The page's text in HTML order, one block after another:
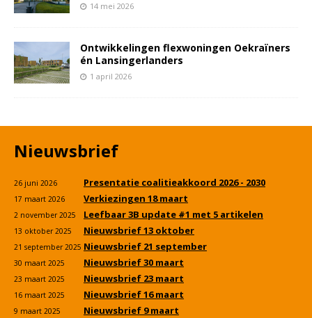
14 mei 2026
Ontwikkelingen flexwoningen Oekraïners
én Lansingerlanders
1 april 2026
Nieuwsbrief
26 juni 2026 Presentatie coalitieakkoord 2026 - 2030
17 maart 2026 Verkiezingen 18 maart
2 november 2025 Leefbaar 3B update #1 met 5 artikelen
13 oktober 2025 Nieuwsbrief 13 oktober
21 september 2025 Nieuwsbrief 21 september
30 maart 2025 Nieuwsbrief 30 maart
23 maart 2025 Nieuwsbrief 23 maart
16 maart 2025 Nieuwsbrief 16 maart
9 maart 2025 Nieuwsbrief 9 maart